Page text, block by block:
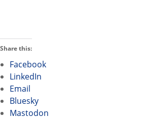
Share this:
Facebook
LinkedIn
Email
Bluesky
Mastodon